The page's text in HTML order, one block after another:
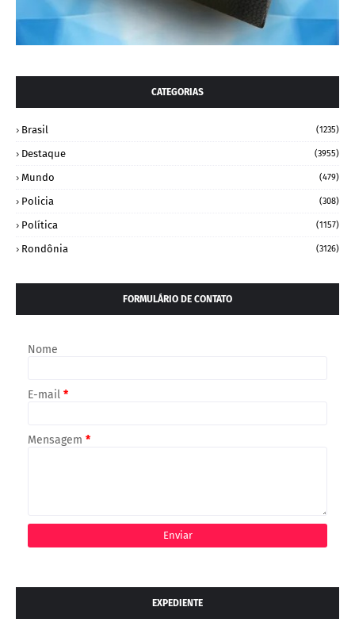
CATEGORIAS
Brasil (1235)
Destaque (3955)
Mundo (479)
Policia (308)
Política (1157)
Rondônia (3126)
FORMULÁRIO DE CONTATO
Nome
E-mail *
Mensagem *
EXPEDIENTE